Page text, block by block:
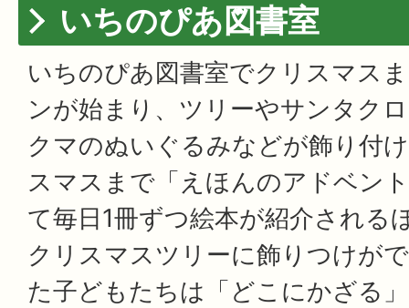
いちのぴあ図書室
いちのぴあ図書室でクリスマス
ンが始まり、ツリーやサンタク
クマのぬいぐるみなどが飾り付
スマスまで「えほんのアドベン
て毎日1冊ずつ絵本が紹介される
クリスマスツリーに飾りつけが
た子どもたちは「どこにかざる